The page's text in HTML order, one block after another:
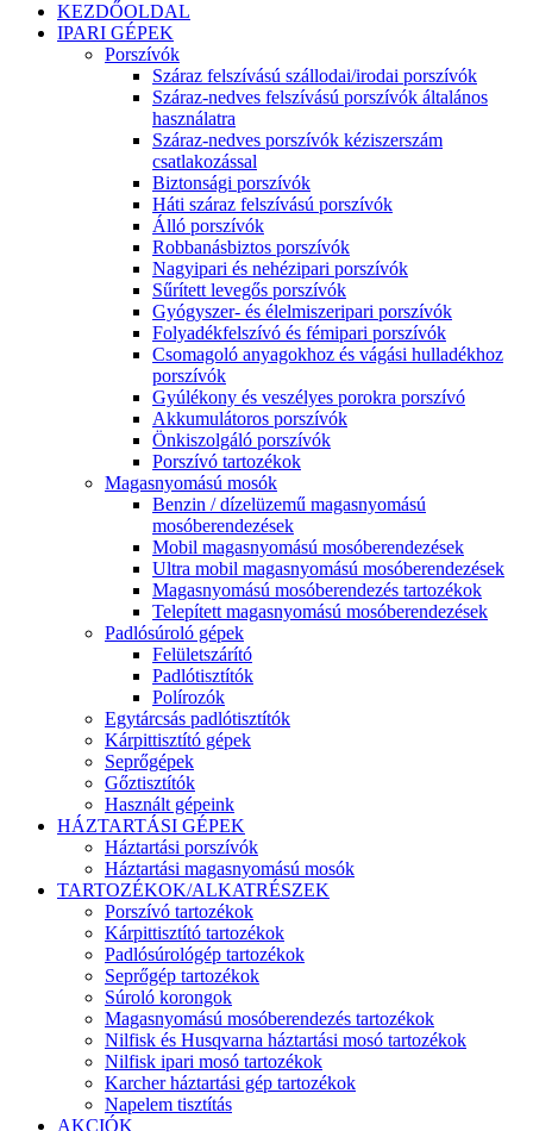
KEZDŐOLDAL
IPARI GÉPEK
Porszívók
Száraz felszívású szállodai/irodai porszívók
Száraz-nedves felszívású porszívók általános
használatra
Száraz-nedves porszívók kéziszerszám
csatlakozással
Biztonsági porszívók
Háti száraz felszívású porszívók
Álló porszívók
Robbanásbiztos porszívók
Nagyipari és nehézipari porszívók
Sűrített levegős porszívók
Gyógyszer- és élelmiszeripari porszívók
Folyadékfelszívó és fémipari porszívók
Csomagoló anyagokhoz és vágási hulladékhoz
porszívók
Gyúlékony és veszélyes porokra porszívó
Akkumulátoros porszívók
Önkiszolgáló porszívók
Porszívó tartozékok
Magasnyomású mosók
Benzin / dízelüzemű magasnyomású
mosóberendezések
Mobil magasnyomású mosóberendezések
Ultra mobil magasnyomású mosóberendezések
Magasnyomású mosóberendezés tartozékok
Telepített magasnyomású mosóberendezések
Padlósúroló gépek
Felületszárító
Padlótisztítók
Polírozók
Egytárcsás padlótisztítók
Kárpittisztító gépek
Seprőgépek
Gőztisztítók
Használt gépeink
HÁZTARTÁSI GÉPEK
Háztartási porszívók
Háztartási magasnyomású mosók
TARTOZÉKOK/ALKATRÉSZEK
Porszívó tartozékok
Kárpittisztító tartozékok
Padlósúrológép tartozékok
Seprőgép tartozékok
Súroló korongok
Magasnyomású mosóberendezés tartozékok
Nilfisk és Husqvarna háztartási mosó tartozékok
Nilfisk ipari mosó tartozékok
Karcher háztartási gép tartozékok
Napelem tisztítás
AKCIÓK